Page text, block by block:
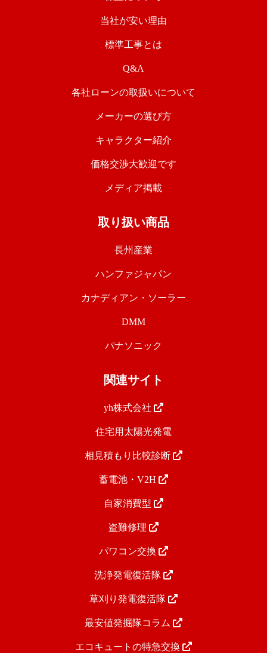
当社が安い理由
標準工事とは
Q&A
各社ローンの取扱いについて
メーカーの選び方
キャラクター紹介
価格交渉大歓迎です
メディア掲載
取り扱い商品
長州産業
ハンファジャパン
カナディアン・ソーラー
DMM
パナソニック
関連サイト
yh株式会社
住宅用太陽光発電
相見積もり比較診断
蓄電池・V2H
自家消費型
盗難修理
パワコン交換
洗浄発電復活隊
草刈り発電復活隊
最安値発掘隊コラム
エコキュートの特急交換